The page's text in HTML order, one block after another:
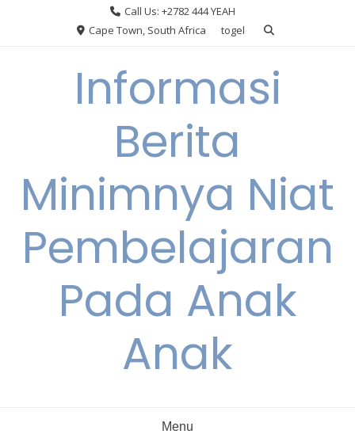
Call Us: +2782 444 YEAH
Cape Town, South Africa
togel
Informasi
Berita
Minimnya Niat
Pembelajaran
Pada Anak
Anak
Menu